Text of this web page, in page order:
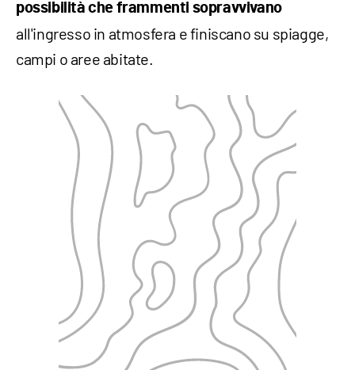
possibilità che frammenti sopravvivano
all'ingresso in atmosfera e finiscano su spiagge,
campi o aree abitate.